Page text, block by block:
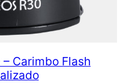
– Carimbo Flash